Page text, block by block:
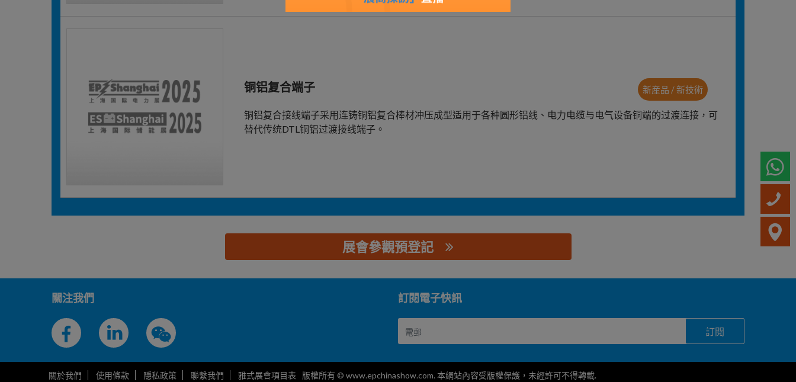
铜铝复合端子 新産品 / 新技術
铜铝复合接线端子采用连铸铜铝复合棒材冲压成型适用于各种圆形铝线、电力电缆与电气设备铜端的过渡连接，可
替代传统DTL铜铝过渡接线端子。
展會參觀預登記
關注我們 訂閱電子快訊
訂閱
關於我們 使用條款 隱私政策 聯繫我們 雅式展會項目表 版權所有 © www.epchinashow.com. 本網站內容受版權保護，未經許可不得轉載.